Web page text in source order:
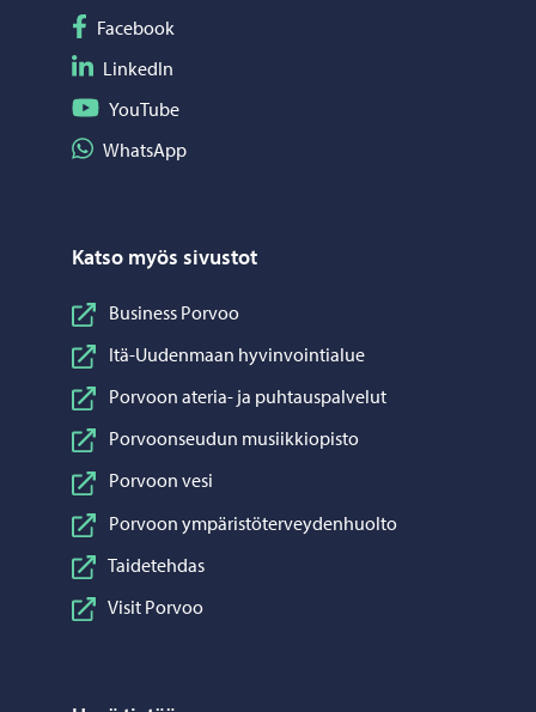
Seuraa Facebook
Facebook
Seuraa LinkedIn
LinkedIn
Seuraa YouTube
YouTube
Jaa WhatsApp
WhatsApp
Katso myös sivustot
Business Porvoo
Itä-Uudenmaan hyvinvointialue
Porvoon ateria- ja puhtauspalvelut
Porvoonseudun musiikkiopisto
Porvoon vesi
Porvoon ympäristöterveydenhuolto
Taidetehdas
Visit Porvoo